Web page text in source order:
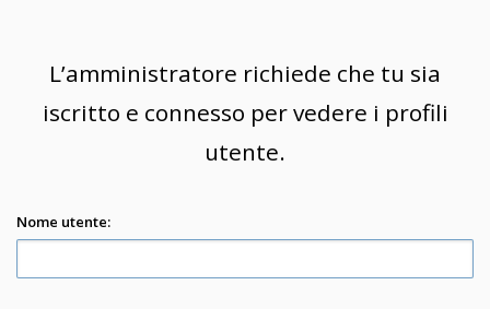
L’amministratore richiede che tu sia
iscritto e connesso per vedere i profili
utente.
Nome utente: